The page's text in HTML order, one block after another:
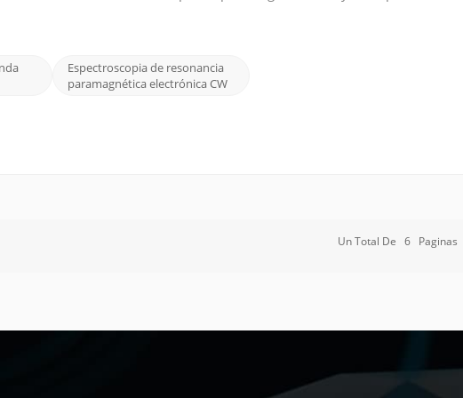
Espectroscopia de resonancia
paramagnética electrónica CW
Un Total De 6 Paginas